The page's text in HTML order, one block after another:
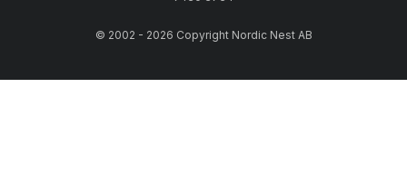
© 2002 - 2026 Copyright Nordic Nest AB